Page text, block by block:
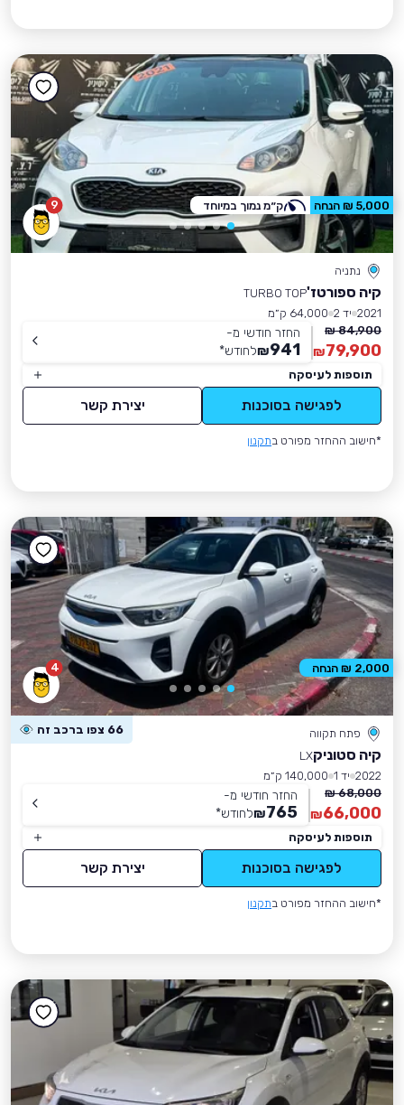
9
נתניה
קיה ספורטז'TURBO TOP
2021 יד 2
64,000 ק״מ
84,900 ₪
79,900
₪
החזר חודשי מ-
941
₪לחודש*
תוספות לעיסקה
לפגישה בסוכנות יצירת קשר
*חישוב ההחזר מפורט בתקנון
5,000 ₪ הנחה ק״מ נמוך במיוחד
4
פתח תקווה 66 צפו ברכב זה
קיה סטוניקLX
2022 יד 1
140,000 ק״מ
68,000 ₪
66,000
₪
החזר חודשי מ-
765
₪לחודש*
תוספות לעיסקה
לפגישה בסוכנות יצירת קשר
*חישוב ההחזר מפורט בתקנון
2,000 ₪ הנחה